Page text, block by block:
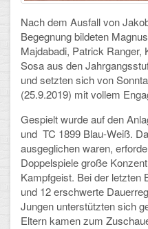
Schulalbum
SCHULLEBEN
Kollegium
Schulleitung
Schülervertretung
Gesamtelternvertretung
Sekretariat
Nach dem Ausfall von
Begegnung bildeten
Majdabadi, Patrick Ranger,
Sosa aus den
und setzten sich von
(25.9.2019) mit vollem
Gespielt wurde auf den
und TC 1899 Blau-Weiß.
ausgeglichen waren,
Doppelspiele große
Kampfgeist. Bei der letzten
und 12 erschwerte
Jungen unterstützten sich
Eltern kamen zum